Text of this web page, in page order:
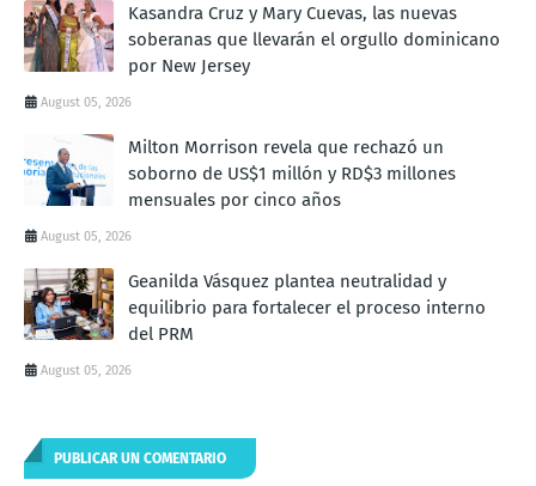
Kasandra Cruz y Mary Cuevas, las nuevas
soberanas que llevarán el orgullo dominicano
por New Jersey
August 05, 2026
Milton Morrison revela que rechazó un
soborno de US$1 millón y RD$3 millones
mensuales por cinco años
August 05, 2026
Geanilda Vásquez plantea neutralidad y
equilibrio para fortalecer el proceso interno
del PRM
August 05, 2026
PUBLICAR UN COMENTARIO